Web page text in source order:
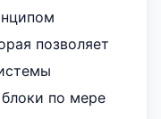
позволяет
по мере